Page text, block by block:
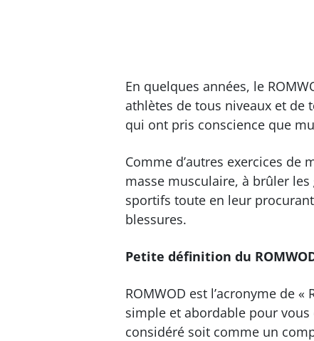
En quelques années, le
athlètes de tous niveaux et de
qui ont pris conscience que
Comme d’autres exercices de
masse musculaire, à brûler
sportifs toute en leur
blessures.
Petite définition du
ROMWOD est l’acronyme de
simple et abordable pour vous
considéré soit comme un